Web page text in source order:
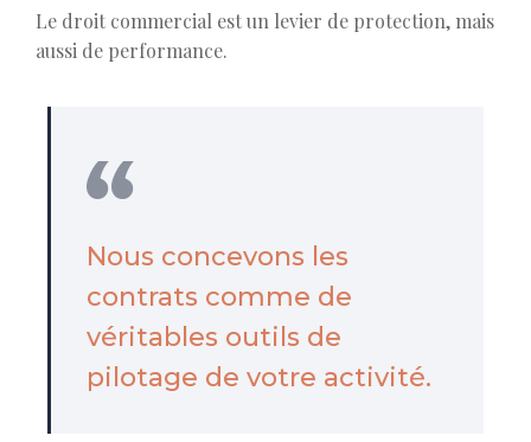
Le droit commercial est un levier de protection, mais
aussi de performance.
Nous concevons les
contrats comme de
véritables outils de
pilotage de votre activité.